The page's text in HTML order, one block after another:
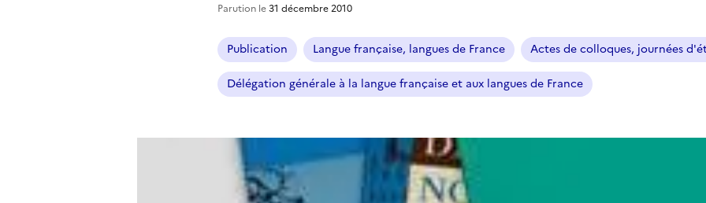
Parution le31 décembre 2010
Publication Langue française, langues de France Actes de colloques, journées
Délégation générale à la langue française et aux langues de France